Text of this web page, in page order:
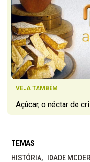
VEJA TAMBÉM
Açúcar, o néctar de
TEMAS
HISTÓRIA
IDADE